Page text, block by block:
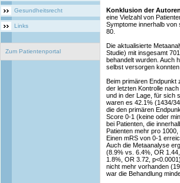
Gesundheitsrecht
Links
Zum Patientenportal
Konklusion der
eine Vielzahl von
Symptome innerhalb von
80.
Die aktualisierte
Studie) mit insgesamt
behandelt wurden. Auch
selbst versorgen
Beim primären Endpunkt
der letzten Kontrolle
und in der Lage, für sich
waren es 42.1% (1434/
die den primären
Score 0-1 (keine oder
bei Patienten, die
Patienten mehr pro
Einen mRS von 0-1
Auch die Metaanalyse
(8.9% vs. 6.4%, OR
1.8%, OR 3.72,
nicht mehr vorhanden
war die Behandlung